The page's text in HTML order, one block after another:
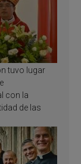
tuvo lugar
con la
de las